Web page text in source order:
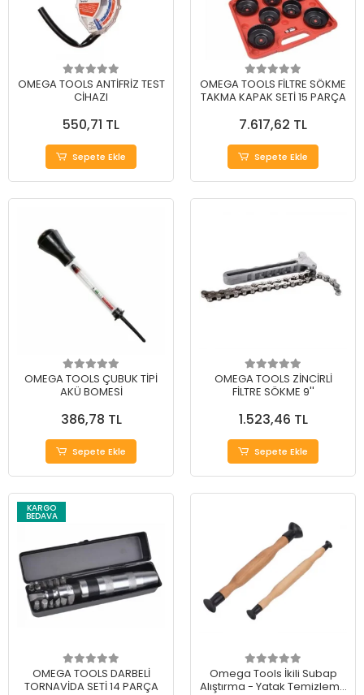
OMEGA TOOLS ANTİFRİZ TEST
CİHAZI
550,71 TL
Sepete Ekle
OMEGA TOOLS FİLTRE SÖKME
TAKMA KAPAK SETİ 15 PARÇA
7.617,62 TL
Sepete Ekle
OMEGA TOOLS ÇUBUK TİPİ
AKÜ BOMESİ
386,78 TL
Sepete Ekle
OMEGA TOOLS ZİNCİRLİ
FİLTRE SÖKME 9''
1.523,46 TL
Sepete Ekle
KARGO
BEDAVA
OMEGA TOOLS DARBELİ
TORNAVİDA SETİ 14 PARÇA
Omega Tools İkili Subap
Alıştırma - Yatak Temizleme